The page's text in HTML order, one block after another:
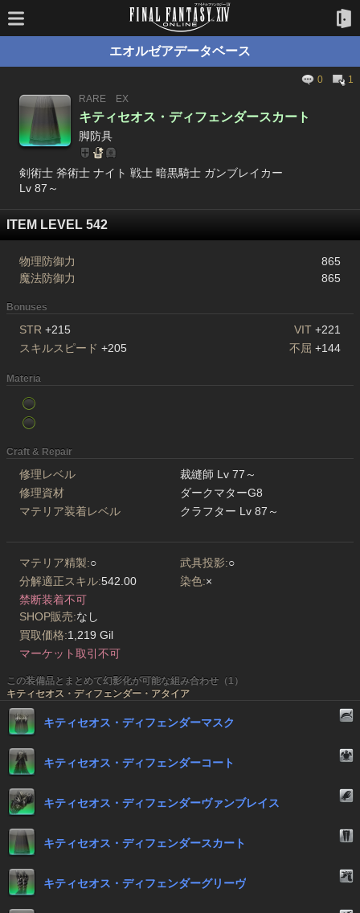
エオルゼアデータベース
0
1
RARE
EX
キティセオス・ディフェンダースカート
脚防具
剣術士 斧術士 ナイト 戦士 暗黒騎士 ガンブレイカー
Lv 87～
ITEM LEVEL 542
物理防御力
865
魔法防御力
865
Bonuses
STR +215 VIT +221
スキルスピード +205 不屈 +144
Materia
Craft & Repair
修理レベル
裁縫師 Lv 77～
修理資材
ダークマターG8
マテリア装着レベル
クラフター Lv 87～
マテリア精製:○ 武具投影:○
分解適正スキル:542.00 染色:×
禁断装着不可
SHOP販売:なし
買取価格:1,219 Gil
マーケット取引不可
この装備品とまとめて幻影化が可能な組み合わせ（1）
キティセオス・ディフェンダー・アタイア
キティセオス・ディフェンダーマスク
キティセオス・ディフェンダーコート
キティセオス・ディフェンダーヴァンブレイス
キティセオス・ディフェンダースカート
キティセオス・ディフェンダーグリーヴ